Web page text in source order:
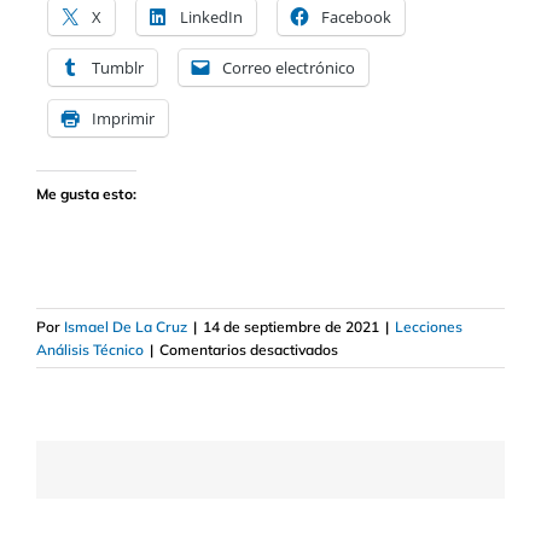
X LinkedIn Facebook
Tumblr Correo electrónico
Imprimir
Me gusta esto:
Por Ismael De La Cruz | 14 de septiembre de 2021 | Lecciones
Análisis Técnico | Comentarios desactivadosen
Cómo